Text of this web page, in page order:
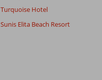
Turquoise Hotel
Sunis Elita Beach Resort